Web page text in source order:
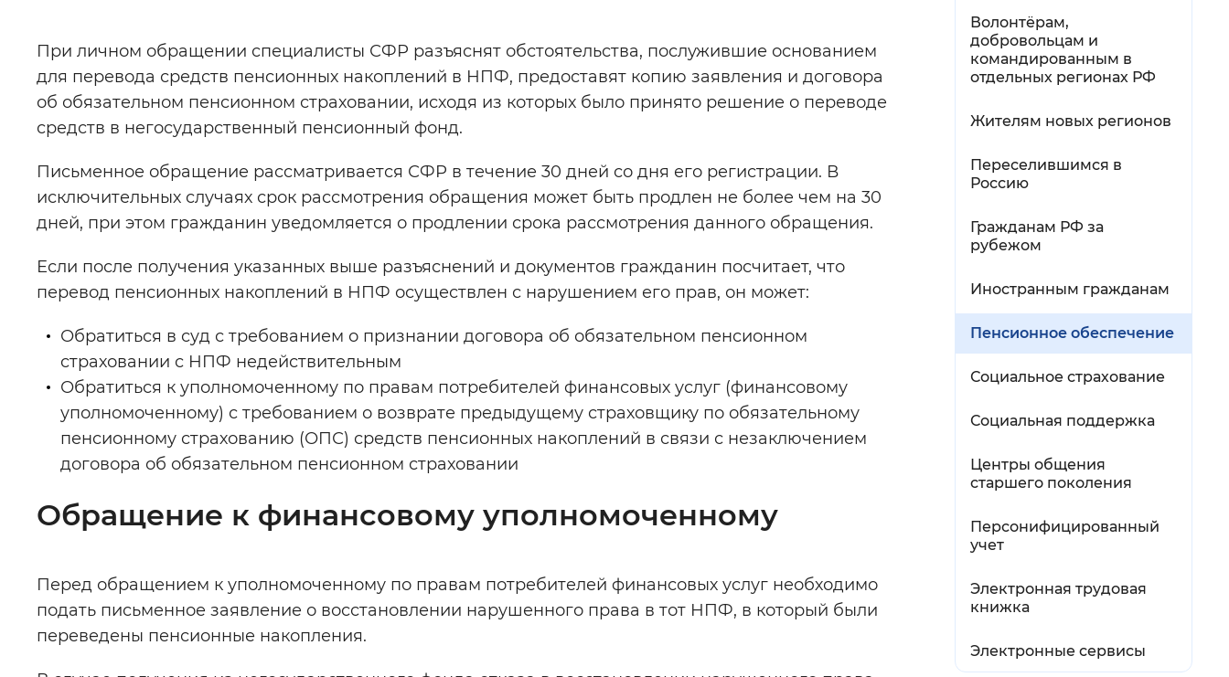
При личном обращении специалисты СФР разъяснят обстоятельства, послужившие основанием
для перевода средств пенсионных накоплений в НПФ, предоставят копию заявления и договора
об обязательном пенсионном страховании, исходя из которых было принято решение о переводе
средств в негосударственный пенсионный фонд.
Письменное обращение рассматривается СФР в течение 30 дней со дня его регистрации. В
исключительных случаях срок рассмотрения обращения может быть продлен не более чем на 30
дней, при этом гражданин уведомляется о продлении срока рассмотрения данного обращения.
Если после получения указанных выше разъяснений и документов гражданин посчитает, что
перевод пенсионных накоплений в НПФ осуществлен с нарушением его прав, он может:
Обратиться в суд с требованием о признании договора об обязательном пенсионном
страховании с НПФ недействительным
Обратиться к уполномоченному по правам потребителей финансовых услуг (финансовому
уполномоченному) с требованием о возврате предыдущему страховщику по обязательному
пенсионному страхованию (ОПС) средств пенсионных накоплений в связи с незаключением
договора об обязательном пенсионном страховании
Обращение к финансовому уполномоченному
Перед обращением к уполномоченному по правам потребителей финансовых услуг необходимо
подать письменное заявление о восстановлении нарушенного права в тот НПФ, в который были
переведены пенсионные накопления.
Волонтёрам,
добровольцам и
командированным в
отдельных регионах РФ
Жителям новых регионов
Переселившимся в
Россию
Гражданам РФ за
рубежом
Иностранным гражданам
Пенсионное обеспечение
Социальное страхование
Социальная поддержка
Центры общения
старшего поколения
Персонифицированный
учет
Электронная трудовая
книжка
Электронные сервисы